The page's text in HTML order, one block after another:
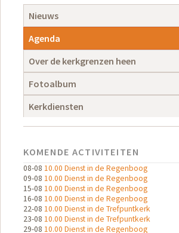
Navigatie
overslaan
Nieuws
Agenda
Over de kerkgrenzen heen
Fotoalbum
Kerkdiensten
KOMENDE ACTIVITEITEN
08-08 10.00 Dienst in de Regenboog
09-08 10.00 Dienst in de Regenboog
15-08 10.00 Dienst in de Regenboog
16-08 10.00 Dienst in de Regenboog
22-08 10.00 Dienst in de Trefpuntkerk
23-08 10.00 Dienst in de Trefpuntkerk
29-08 10.00 Dienst in de Regenboog